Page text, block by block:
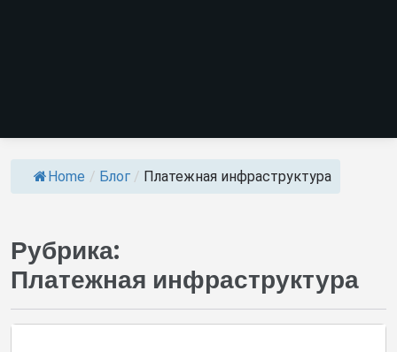
Home / Блог / Платежная инфраструктура
Рубрика:
Платежная инфраструктура